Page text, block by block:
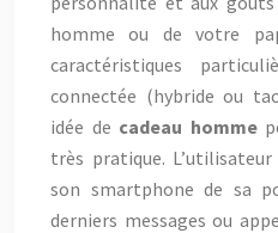
homme ou de votre
caractéristiques
connectée (hybride ou
idée de cadeau homme
très pratique.
son smartphone de sa
derniers messages ou